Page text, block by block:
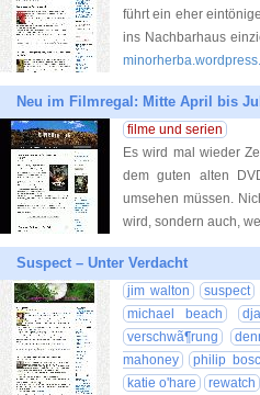
führt ein eher
ins Nachbarhaus
Neu im Filmregal: Mitte April bis
filme und serien
Es wird mal wieder
dem guten alten
umsehen müssen.
wird, sondern auch,
Suspect – Unter Verdacht
jim walton suspect
michael beach
verschwã¶rung
mahoney
philip
katie o'hare
rewatch